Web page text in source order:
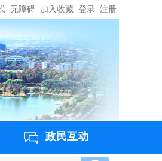
无障碍 加入收藏 登录 注册
政民互动